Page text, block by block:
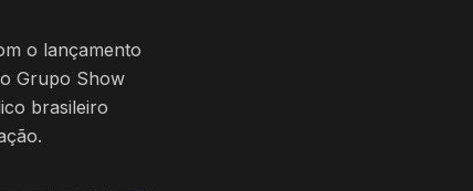
o lançamento
Grupo Show
brasileiro